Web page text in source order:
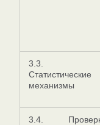
3.3.
Статистические
механизмы
3.4.